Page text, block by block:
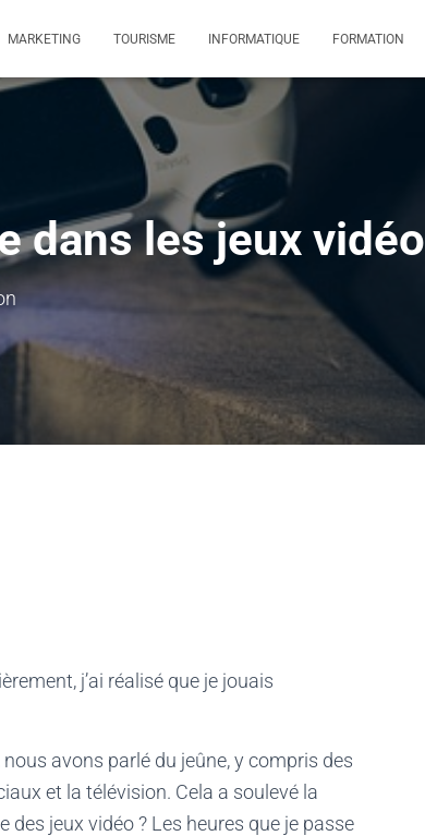
MARKETING TOURISME INFORMATIQUE FORMATION
dans les jeux vidéo
j’ai réalisé que je jouais
avons parlé du jeûne, y compris des
et la télévision. Cela a soulevé la
jeux vidéo ? Les heures que je passe